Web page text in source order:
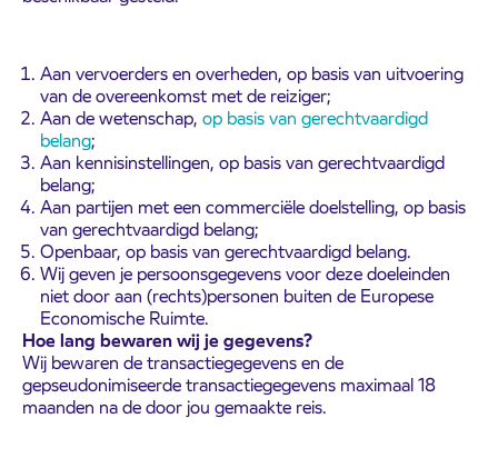
Aan vervoerders en overheden, op basis van uitvoering
van de overeenkomst met de reiziger;
Aan de wetenschap, op basis van gerechtvaardigd
belang;
Aan kennisinstellingen, op basis van gerechtvaardigd
belang;
Aan partijen met een commerciële doelstelling, op basis
van gerechtvaardigd belang;
Openbaar, op basis van gerechtvaardigd belang.
Wij geven je persoonsgegevens voor deze doeleinden
niet door aan (rechts)personen buiten de Europese
Economische Ruimte.
Hoe lang bewaren wij je gegevens?
Wij bewaren de transactiegegevens en de
gepseudonimiseerde transactiegegevens maximaal 18
maanden na de door jou gemaakte reis.